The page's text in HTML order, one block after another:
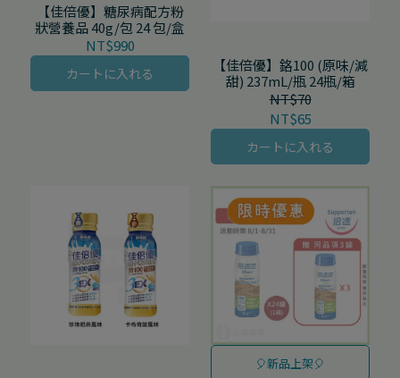
【佳倍優】糖尿病配方粉
狀營養品 40g/包 24 包/盒
NT$990
カートに入れる
【佳倍優】鉻100 (原味/減
甜) 237mL/瓶 24瓶/箱
NT$65
NT$70
カートに入れる
🎈新品上架🎈